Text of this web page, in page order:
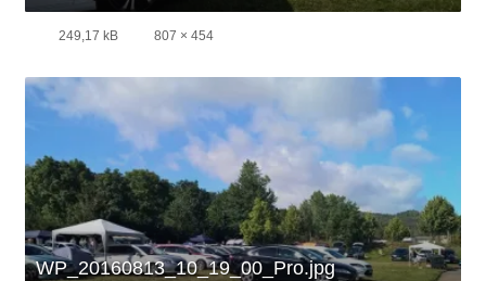
249,17 kB 807 × 454
WP_20160813_10_19_00_Pro.jpg